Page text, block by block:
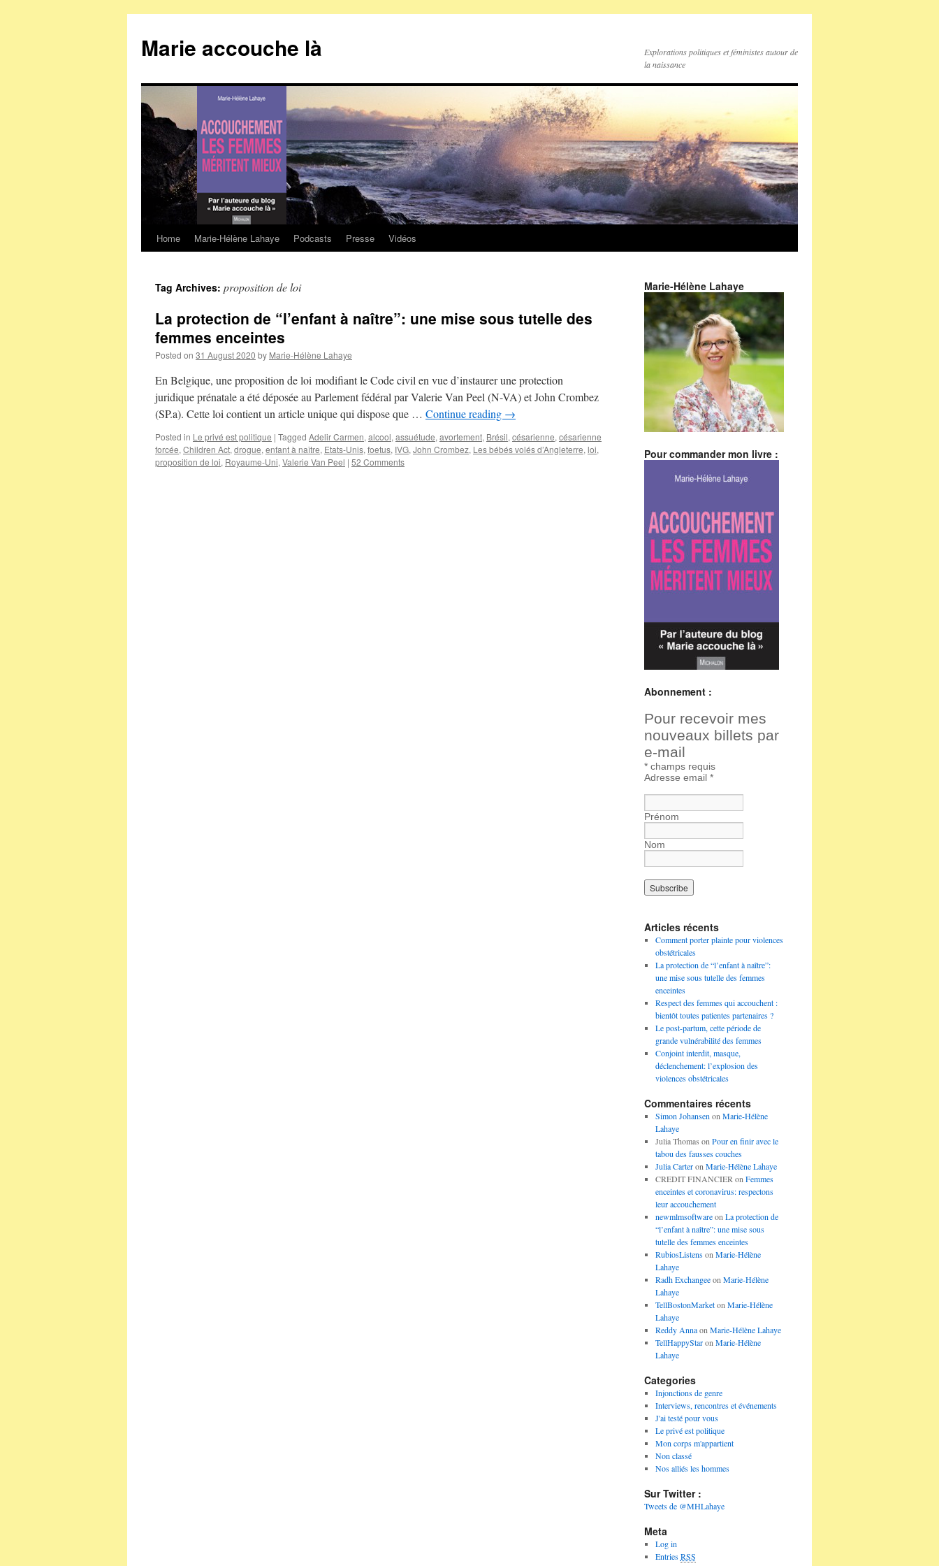
Marie accouche là
Explorations politiques et féministes autour de
la naissance
Skip
content
Home Marie-Hélène Lahaye Podcasts Presse Vidéos
Tag Archives: proposition de loi
La protection de “l’enfant à naître”: une mise sous tutelle des
femmes enceintes
Posted on 31 August 2020 by Marie-Hélène Lahaye
En Belgique, une proposition de loi modifiant le Code civil en vue d’instaurer une protection
juridique prénatale a été déposée au Parlement fédéral par Valerie Van Peel (N-VA) et John Crombez
(SP.a). Cette loi contient un article unique qui dispose que … Continue reading →
Posted in Le privé est politique | Tagged Adelir Carmen, alcool, assuétude, avortement, Brésil, césarienne, césarienne
forcée, Children Act, drogue, enfant à naître, Etats-Unis, foetus, IVG, John Crombez, Les bébés volés d’Angleterre, loi,
proposition de loi, Royaume-Uni, Valerie Van Peel | 52 Comments
Marie-Hélène Lahaye
Pour commander mon livre :
Abonnement :
Pour recevoir mes
nouveaux billets par
e-mail
* champs requis
Adresse email *
Prénom
Nom
Articles récents
Comment porter plainte pour violences
obstétricales
La protection de “l’enfant à naître”:
une mise sous tutelle des femmes
enceintes
Respect des femmes qui accouchent :
bientôt toutes patientes partenaires ?
Le post-partum, cette période de
grande vulnérabilité des femmes
Conjoint interdit, masque,
déclenchement: l’explosion des
violences obstétricales
Commentaires récents
Simon Johansen on Marie-Hélène
Lahaye
Julia Thomas on Pour en finir avec le
tabou des fausses couches
Julia Carteron Marie-Hélène Lahaye
CREDIT FINANCIER on Femmes
enceintes et coronavirus: respectons
leur accouchement
newmlmsoftwareon La protection de
“l’enfant à naître”: une mise sous
tutelle des femmes enceintes
RubiosListenson Marie-Hélène
Lahaye
Radh Exchangeeon Marie-Hélène
Lahaye
TellBostonMarketon Marie-Hélène
Lahaye
Reddy Annaon Marie-Hélène Lahaye
TellHappyStaron Marie-Hélène
Lahaye
Categories
Injonctions de genre
Interviews, rencontres et événements
J'ai testé pour vous
Le privé est politique
Mon corps m'appartient
Non classé
Nos alliés les hommes
Sur Twitter :
Tweets de @MHLahaye
Meta
Log in
EntriesRSS